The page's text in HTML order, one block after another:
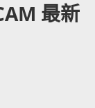
最新